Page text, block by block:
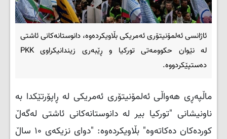
ئاژانسی ئەلمۆنیتۆری ئەمریکی بڵاویکردەوە، دانوستانەکانی ئاشتی
لە نێوان حکوومەتی تورکیا و ڕێبەری زیندانیکراوی PKK
دەستپێکردووە.
ماڵپەڕی هەواڵی ئەلمۆنیتۆری ئەمریکی لە ڕاپۆرتێکدا بە
ناونیشانی "تورکیا بیر لە دانوستانەکانی ئاشتی لەگەڵ
کوردەکان دەکاتەوە" بڵاویکردەوە: "دوای نزیکەی ۱۰ ساڵ